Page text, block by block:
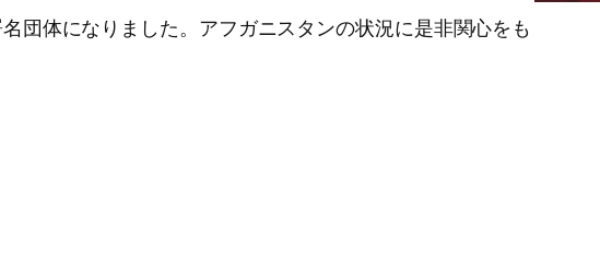
団体になりました。アフガニスタンの状況に是非関心をも